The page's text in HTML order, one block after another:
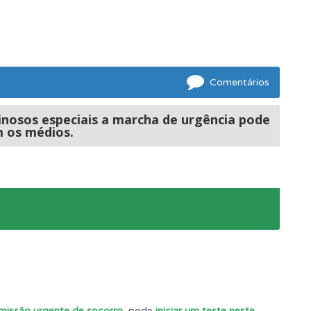
Comentários
especiais a marcha de urgência pode
os médios.